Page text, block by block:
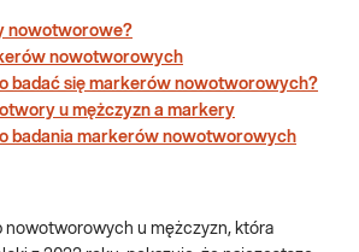
nowotworowe?
nowotworowych
badać się markerów nowotworowych?
u mężczyzn a markery
badania markerów nowotworowych
nowotworowych u mężczyzn, która